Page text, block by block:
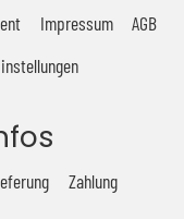
Impressum
AGB
Zahlung